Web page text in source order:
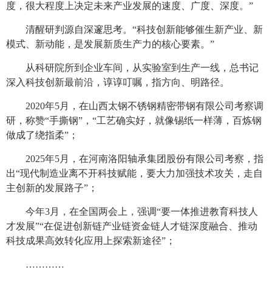
度，很大程度上决定未来产业发展的速度、广度、深度。”
清醒研判源自深邃思考。“科技创新能够催生新产业、新
模式、新动能，是发展新质生产力的核心要素。”
从科研院所到企业车间，从实验室到生产一线，总书记
深入科技创新最前沿，谆谆叮嘱，指方向、明路径。
2020年5月，在山西太钢不锈钢精密带钢有限公司考察调
研，称赞“手撕钢”，“工艺确实好，就像锡纸一样薄，百炼钢
做成了绕指柔”；
2025年5月，在河南洛阳轴承集团股份有限公司考察，指
出“现代制造业离不开科技赋能，要大力加强技术攻关，走自
主创新的发展路子”；
今年3月，在全国两会上，强调“要一体推进教育科技人
才发展”“在促进创新链产业链资金链人才链深度融合、推动
科技成果高效转化应用上探索新途径”；
…………